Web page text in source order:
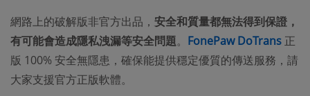
網路上的破解版非官方出品， 安全和質量都無法得到保證，
有可能會造成隱私洩漏等安全問題。 FonePaw DoTrans 正
版 100% 安全無隱患，確保能提供穩定優質的傳送服務，請
大家支援官方正版軟體。